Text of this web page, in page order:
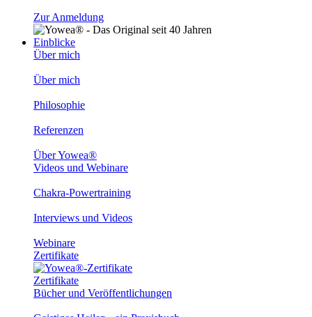
Zur Anmeldung
Einblicke
Über mich
Über mich
Philosophie
Referenzen
Über Yowea®
Videos und Webinare
Chakra-Powertraining
Interviews und Videos
Webinare
Zertifikate
Zertifikate
Bücher und Veröffentlichungen